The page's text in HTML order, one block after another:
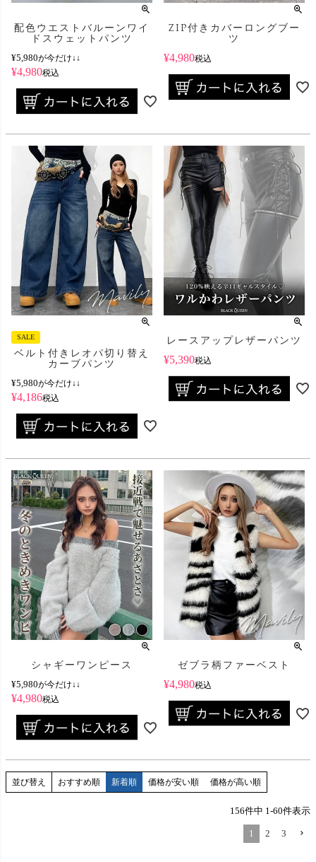
配色ウエストバルーンワイ
ドスウェットパンツ
¥5,980が今だけ↓↓
¥4,980税込
ZIP付きカバーロングブー
ツ
¥4,980税込
SALE
ベルト付きレオパ切り替え
カーブパンツ
¥5,980が今だけ↓↓
¥4,186税込
レースアップレザーパンツ
¥5,390税込
シャギーワンピース
¥5,980が今だけ↓↓
¥4,980税込
ゼブラ柄ファーベスト
¥4,980税込
並び替え おすすめ順 新着順 価格が安い順 価格が高い順
156件中 1-60件表示
1 2 3